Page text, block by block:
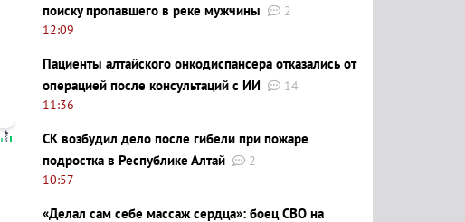
поиску пропавшего в реке мужчины
2
12:09
Пациенты алтайского онкодиспансера отказались от
операцией после консультаций с ИИ
14
11:36
СК возбудил дело после гибели при пожаре
подростка в Республике Алтай
2
10:57
«Делал сам себе массаж сердца»: боец СВО на